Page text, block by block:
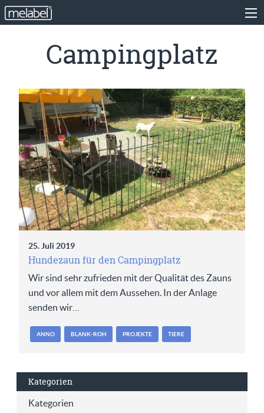
Campingplatz
25. Juli 2019
Hundezaun für den Campingplatz
Wir sind sehr zufrieden mit der Qualität des Zauns
und vor allem mit dem Aussehen. In der Anlage
senden wir…
ANNO BLANK-ROH PROJEKTE TIERE
Kategorien
Kategorien